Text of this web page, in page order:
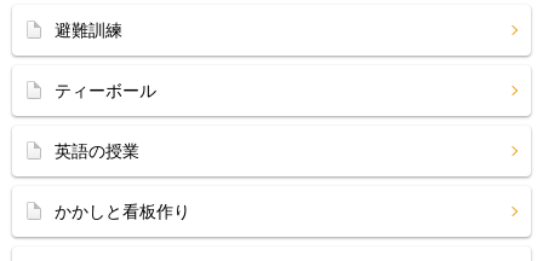
避難訓練
ティーボール
英語の授業
かかしと看板作り